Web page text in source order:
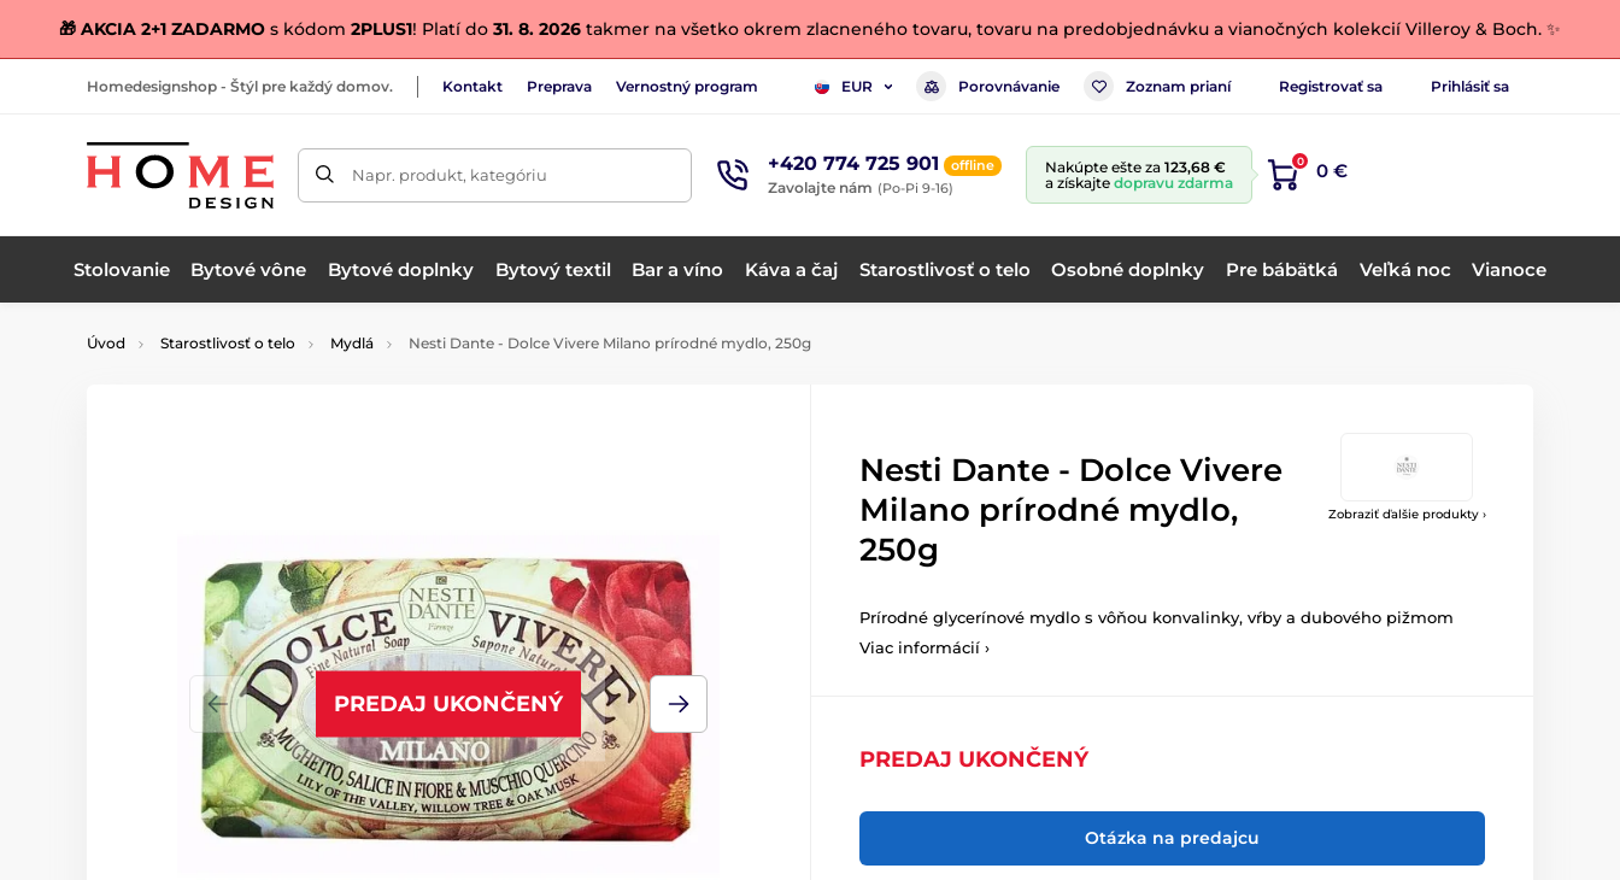
🎁 AKCIA 2+1 ZADARMO s kódom 2PLUS1! Platí do 31. 8. 2026 takmer na všetko okrem zlacneného tovaru, tovaru na predobjednávku a vianočných kolekcií Villeroy & Boch. ✨
Homedesignshop - Štýl pre každý domov. Kontakt Preprava Vernostný program EUR Porovnávanie Zoznam prianí Registrovať sa Prihlásiť sa
Napr. produkt, kategóriu +420 774 725 901 offline
Zavolajte nám (Po-Pi 9-16)
Nakúpte ešte za 123,68 €
a získajte dopravu zdarma
0 0 €
Stolovanie Bytové vône Bytové doplnky Bytový textil Bar a víno Káva a čaj Starostlivosť o telo Osobné doplnky Pre bábätká Veľká noc Vianoce
Úvod Starostlivosť o telo Mydlá Nesti Dante - Dolce Vivere Milano prírodné mydlo, 250g
Zobraziť ďalšie produkty ›
PREDAJ UKONČENÝ
Nesti Dante - Dolce Vivere
Milano prírodné mydlo,
250g
Prírodné glycerínové mydlo s vôňou konvalinky, vŕby a dubového pižmom
Viac informácií ›
PREDAJ UKONČENÝ
Otázka na predajcu